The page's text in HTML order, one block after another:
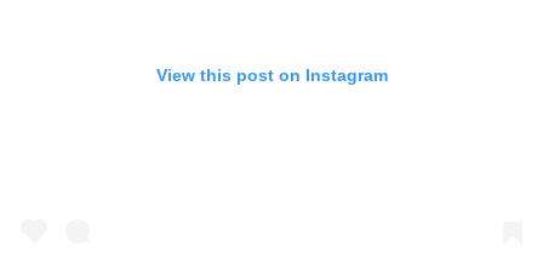
View this post on Instagram